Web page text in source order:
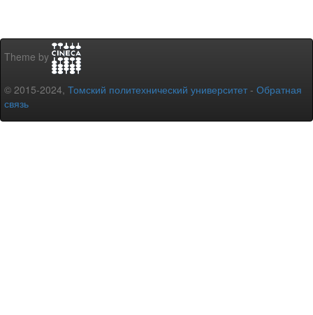
Theme by
© 2015-2024, Томский политехнический университет - Обратная
связь